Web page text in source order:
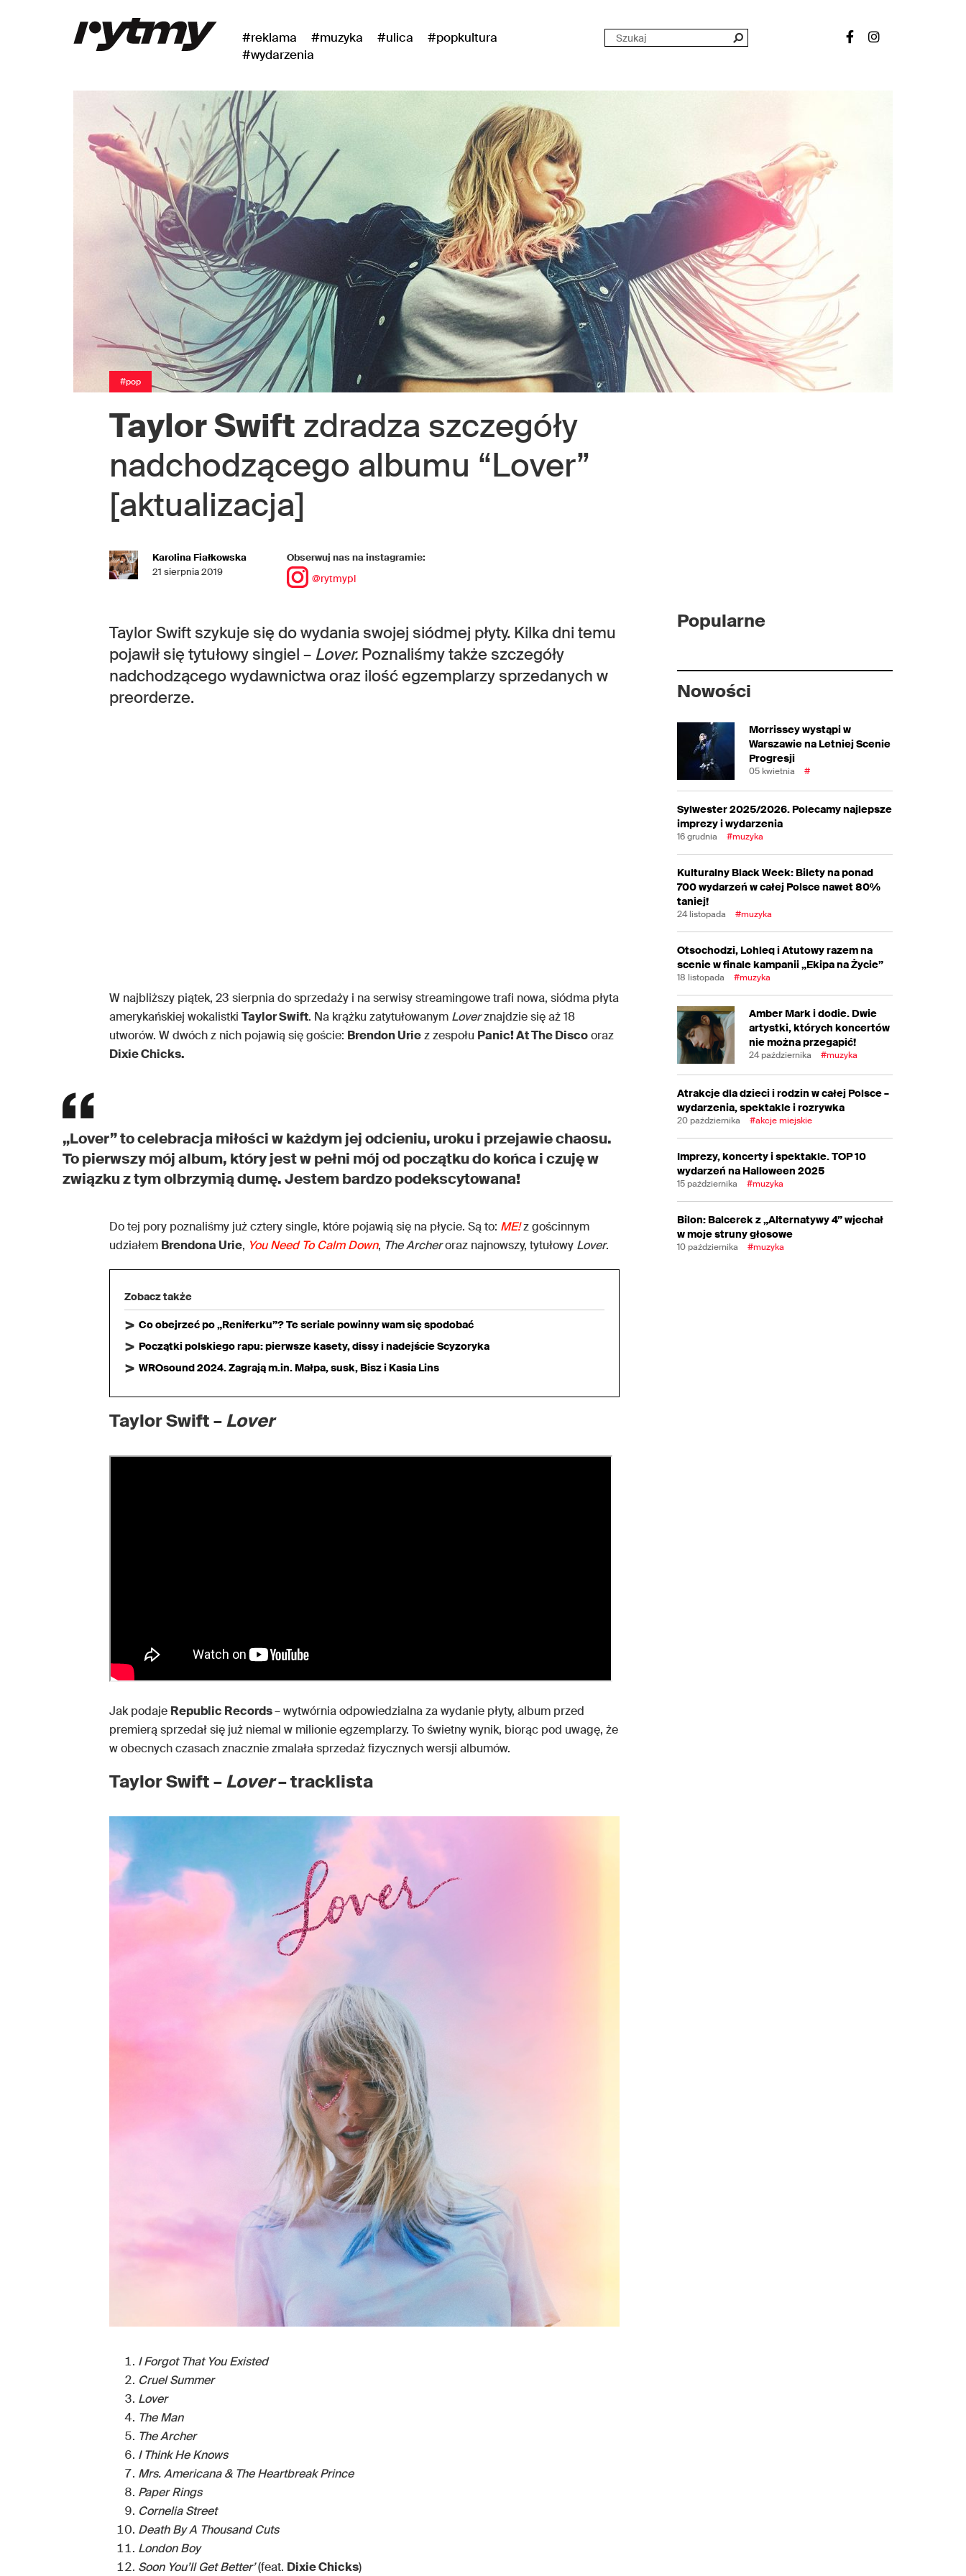
#reklama #muzyka #ulica
#popkultura
#wydarzenia
#pop
Taylor Swift zdradza szczegóły
nadchodzącego albumu “Lover”
[aktualizacja]
Karolina Fiałkowska
21 sierpnia 2019
Obserwuj nas na instagramie:
@rytmypl
Taylor Swift szykuje się do wydania swojej siódmej płyty. Kilka dni temu
pojawił się tytułowy singiel – Lover. Poznaliśmy także szczegóły
nadchodzącego wydawnictwa oraz ilość egzemplarzy sprzedanych w
preorderze.
W najbliższy piątek, 23 sierpnia do sprzedaży i na serwisy streamingowe trafi nowa, siódma płyta
amerykańskiej wokalistki Taylor Swift. Na krążku zatytułowanym Loverznajdzie się aż 18
utworów. W dwóch z nich pojawią się goście: Brendon Uriez zespołu Panic! At The Discooraz
Dixie Chicks.
„Lover” to celebracja miłości w każdym jej odcieniu, uroku i przejawie chaosu.
To pierwszy mój album, który jest w pełni mój od początku do końca i czuję w
związku z tym olbrzymią dumę. Jestem bardzo podekscytowana!
Do tej pory poznaliśmy już cztery single, które pojawią się na płycie. Są to: ME!z gościnnym
udziałem Brendona Urie, You Need To Calm Down, The Archeroraz najnowszy, tytułowy Lover.
Zobacz także
Co obejrzeć po „Reniferku”? Te seriale powinny wam się spodobać
Początki polskiego rapu: pierwsze kasety, dissy i nadejście Scyzoryka
WROsound 2024. Zagrają m.in. Małpa, susk, Bisz i Kasia Lins
Taylor Swift –Lover
Jak podaje Republic Records– wytwórnia odpowiedzialna za wydanie płyty, album przed
premierą sprzedał się już niemal w milionie egzemplarzy. To świetny wynik, biorąc pod uwagę, że
w obecnych czasach znacznie zmalała sprzedaż fizycznych wersji albumów.
Taylor Swift –Lover– tracklista
I Forgot That You Existed
Cruel Summer
Lover
The Man
The Archer
I Think He Knows
Mrs. Americana & The Heartbreak Prince
Paper Rings
Cornelia Street
Death By A Thousand Cuts
London Boy
Soon You’ll Get Better’(feat. Dixie Chicks)
Popularne
Nowości
Morrissey wystąpi w
Warszawie na Letniej Scenie
Progresji
05 kwietnia #
Sylwester 2025/2026. Polecamy najlepsze
imprezy i wydarzenia
16 grudnia #muzyka
Kulturalny Black Week: Bilety na ponad
700 wydarzeń w całej Polsce nawet 80%
taniej!
24 listopada #muzyka
Otsochodzi, Lohleq i Atutowy razem na
scenie w finale kampanii „Ekipa na Życie”
18 listopada #muzyka
Amber Mark i dodie. Dwie
artystki, których koncertów
nie można przegapić!
24 października #muzyka
Atrakcje dla dzieci i rodzin w całej Polsce –
wydarzenia, spektakle i rozrywka
20 października #akcje miejskie
Imprezy, koncerty i spektakle. TOP 10
wydarzeń na Halloween 2025
15 października #muzyka
Bilon: Balcerek z „Alternatywy 4” wjechał
w moje struny głosowe
10 października #muzyka